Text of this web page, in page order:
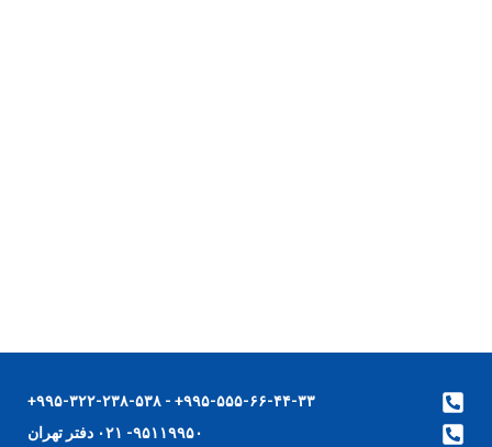
۹۹۵-۵۵۵-۶۶-۴۴-۳۳+ - ۹۹۵-۳۲۲-۲۳۸-۵۳۸+
۹۵۱۱۹۹۵۰- ۰۲۱ دفتر تهران